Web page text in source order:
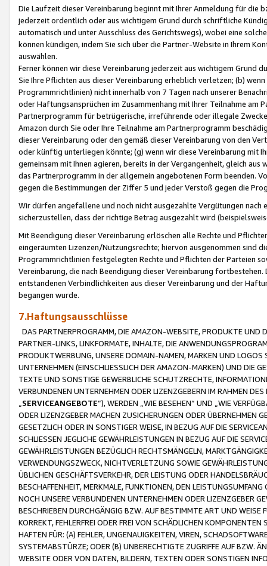
Die Laufzeit dieser Vereinbarung beginnt mit Ihrer Anmeldung für die
jederzeit ordentlich oder aus wichtigem Grund durch schriftliche
automatisch und unter Ausschluss des Gerichtswegs), wobei eine
können kündigen, indem Sie sich über die Partner-Website in Ihrem
auswählen.
Ferner können wir diese Vereinbarung jederzeit aus wichtigem Grund
Sie Ihre Pflichten aus dieser Vereinbarung erheblich verletzen; (b)
Programmrichtlinien) nicht innerhalb von 7 Tagen nach unserer
oder Haftungsansprüchen im Zusammenhang mit Ihrer Teilnahme am
Partnerprogramm für betrügerische, irreführende oder illegale
Amazon durch Sie oder Ihre Teilnahme am Partnerprogramm
dieser Vereinbarung oder den gemäß dieser Vereinbarung von den
oder künftig unterliegen könnte; (g) wenn wir diese Vereinbarung mit
gemeinsam mit Ihnen agieren, bereits in der Vergangenheit, gleich
das Partnerprogramm in der allgemein angebotenen Form beenden.
gegen die Bestimmungen der Ziffer 5 und jeder Verstoß gegen die
Wir dürfen angefallene und noch nicht ausgezahlte Vergütungen
sicherzustellen, dass der richtige Betrag ausgezahlt wird
Mit Beendigung dieser Vereinbarung erlöschen alle Rechte und
eingeräumten Lizenzen/Nutzungsrechte; hiervon ausgenommen sind
Programmrichtlinien festgelegten Rechte und Pflichten der Parteien
Vereinbarung, die nach Beendigung dieser Vereinbarung
entstandenen Verbindlichkeiten aus dieser Vereinbarung und der
begangen wurde.
7.Haftungsausschlüsse
DAS PARTNERPROGRAMM, DIE AMAZON-WEBSITE, PRODUKTE UND
PARTNER-LINKS, LINKFORMATE, INHALTE, DIE
PRODUKTWERBUNG, UNSERE DOMAIN-NAMEN, MARKEN UND
UNTERNEHMEN (EINSCHLIESSLICH DER AMAZON-MARKEN) UND DIE
TEXTE UND SONSTIGE GEWERBLICHE SCHUTZRECHTE,
VERBUNDENEN UNTERNEHMEN ODER LIZENZGEBERN IM RAHMEN
SERVICEANGEBOTE“), WERDEN „WIE BESEHEN“ UND „WIE
ODER LIZENZGEBER MACHEN ZUSICHERUNGEN ODER ÜBERNEHMEN
GESETZLICH ODER IN SONSTIGER WEISE, IN BEZUG AUF DIE
SCHLIESSEN JEGLICHE GEWÄHRLEISTUNGEN IN BEZUG AUF DIE
GEWÄHRLEISTUNGEN BEZÜGLICH RECHTSMÄNGELN,
VERWENDUNGSZWECK, NICHTVERLETZUNG SOWIE
ÜBLICHEN GESCHÄFTSVERKEHR, DER LEISTUNG ODER
BESCHAFFENHEIT, MERKMALE, FUNKTIONEN, DEN
NOCH UNSERE VERBUNDENEN UNTERNEHMEN ODER LIZENZGEBER
BESCHRIEBEN DURCHGÄNGIG BZW. AUF BESTIMMTE ART UND
KORREKT, FEHLERFREI ODER FREI VON SCHÄDLICHEN
HAFTEN FÜR: (A) FEHLER, UNGENAUIGKEITEN, VIREN,
SYSTEMABSTÜRZE; ODER (B) UNBERECHTIGTE ZUGRIFFE AUF BZW.
WEBSITE ODER VON DATEN, BILDERN, TEXTEN ODER SONSTIGEN